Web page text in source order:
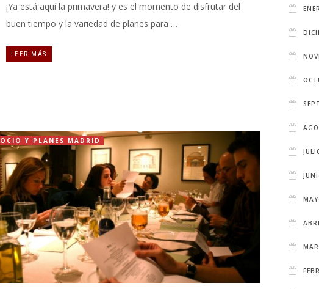
¡Ya está aquí la primavera! y es el momento de disfrutar del
buen tiempo y la variedad de planes para …
LEER MÁS
OCIO Y PLANES MADRID